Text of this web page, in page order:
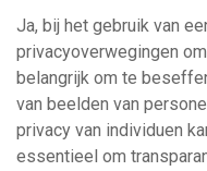
Ja, bij het gebruik van
privacyoverwegingen
belangrijk om te
van beelden van
privacy van individuen
essentieel om